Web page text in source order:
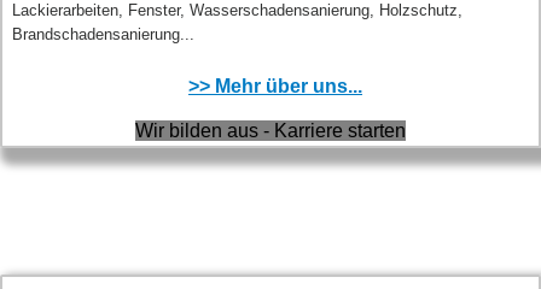
Lackierarbeiten, Fenster, Wasserschadensanierung, Holzschutz,
Brandschadensanierung...
>> Mehr über uns...
Wir bilden aus - Karriere starten